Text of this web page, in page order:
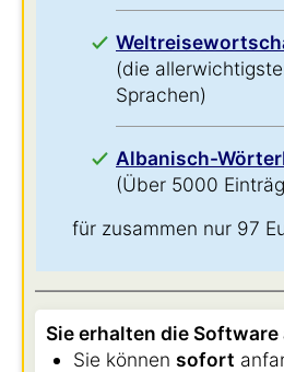
(die
Sprachen)
Albanisch-
(Über 5000
für zusammen nur 97
Sie erhalten die
Sie können sofort